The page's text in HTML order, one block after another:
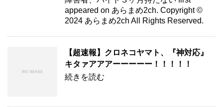
appeared on あらまめ2ch. Copyright ©
2024 あらまめ2ch All Rights Reserved.
【超速報】クロネコヤマト、『神対応』
キタァアアアーーーーー！！！！！
続きを読む